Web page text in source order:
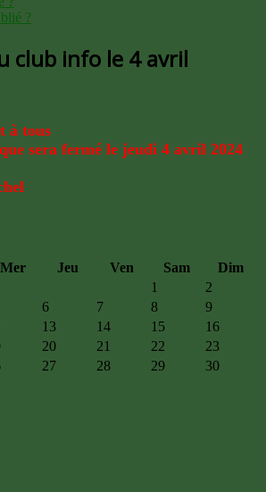
?
club info le 4 avril
à tous
sera fermé le jeudi 4 avril 2024
hel
Mer Jeu Ven Sam
Dim
1
2
6 7 8
9
13 14 15
16
20 21 22
23
27 28 29
30